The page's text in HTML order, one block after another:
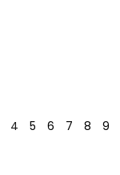
4 5 6 7 8 9